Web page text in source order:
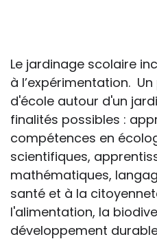
Le jardinage scolaire
à l’expérimentation.
d'école autour d'un
finalités possibles :
compétences en
scientifiques,
mathématiques,
santé et à la
l'alimentation, la
développement durable
les paramètres
situation particulière
décisions, ce qui ne
rédacteurs des
évidemment dans
apprécier in